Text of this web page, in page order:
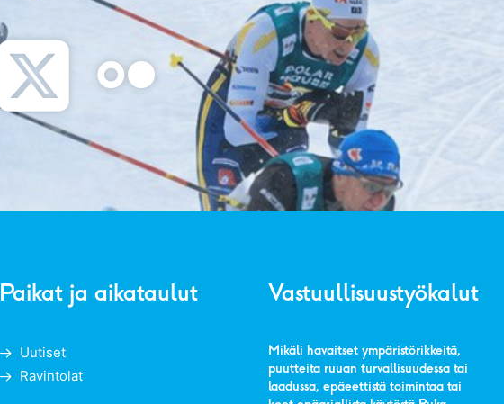
Paikat ja aikataulut
Uutiset
Ravintolat
Vastuullisuustyökalut
Mikäli havaitset ympäristörikkeitä,
puutteita ruuan turvallisuudessa tai
laadussa, epäeettistä toimintaa tai